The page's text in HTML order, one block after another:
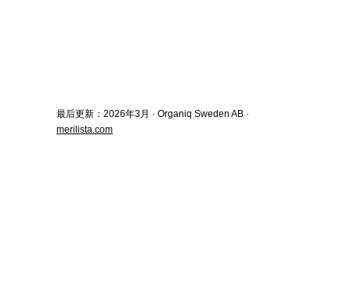
最后更新：2026年3月 · Organiq Sweden AB ·
merilista .com